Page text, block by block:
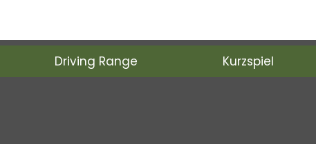
Driving Range Kurzspiel